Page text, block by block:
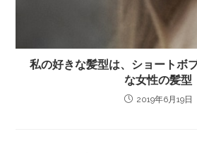
私の好きな髪型は、ショートボ
な女性の髪型
2019年6月19日